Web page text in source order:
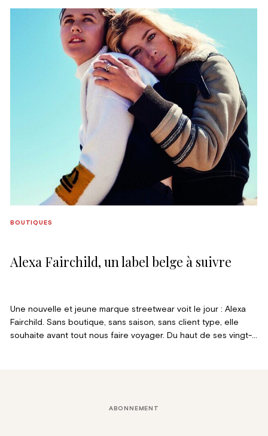
Alexa Fairchild, un label belge à suivre
BOUTIQUES
Une nouvelle et jeune marque streetwear voit le jour : Alexa
Fairchild. Sans boutique, sans saison, sans client type, elle
souhaite avant tout nous faire voyager. Du haut de ses vingt-
ABONNEMENT